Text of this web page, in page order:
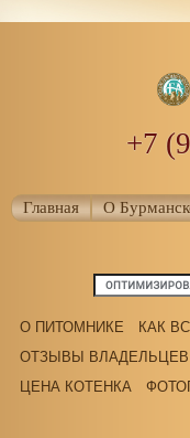
+7
Главная О
О ПИТОМНИКЕ
КАК
ОТЗЫВЫ ВЛАДЕЛЬЦЕВ
ЦЕНА КОТЕНКА